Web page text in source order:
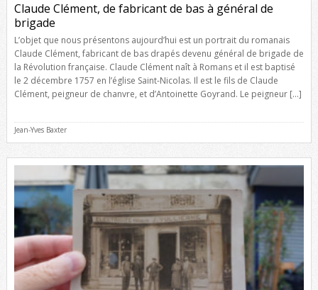
Claude Clément, de fabricant de bas à général de
brigade
L’objet que nous présentons aujourd’hui est un portrait du romanais
Claude Clément, fabricant de bas drapés devenu général de brigade de
la Révolution française. Claude Clément naît à Romans et il est baptisé
le 2 décembre 1757 en l’église Saint-Nicolas. Il est le fils de Claude
Clément, peigneur de chanvre, et d’Antoinette Goyrand. Le peigneur […]
Jean-Yves Baxter